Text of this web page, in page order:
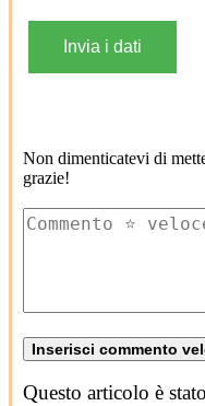
Non dimenticatevi di
grazie!
Questo articolo è